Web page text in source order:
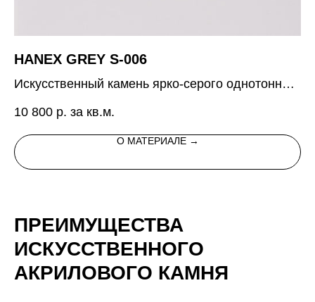
HANEX GREY S-006
Искусственный камень ярко-серого однотонного
10 800 р. за кв.м.
О МАТЕРИАЛЕ →
ПРЕИМУЩЕСТВА
ИСКУССТВЕННОГО
АКРИЛОВОГО КАМНЯ